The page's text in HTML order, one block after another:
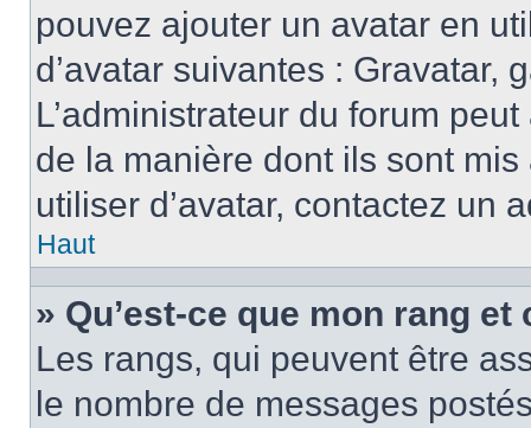
pouvez ajouter un avatar en
d’avatar suivantes : Gravatar,
L’administrateur du forum
de la manière dont ils sont
utiliser d’avatar, contactez un
Haut
» Qu’est-ce que mon rang
Les rangs, qui peuvent être
le nombre de messages